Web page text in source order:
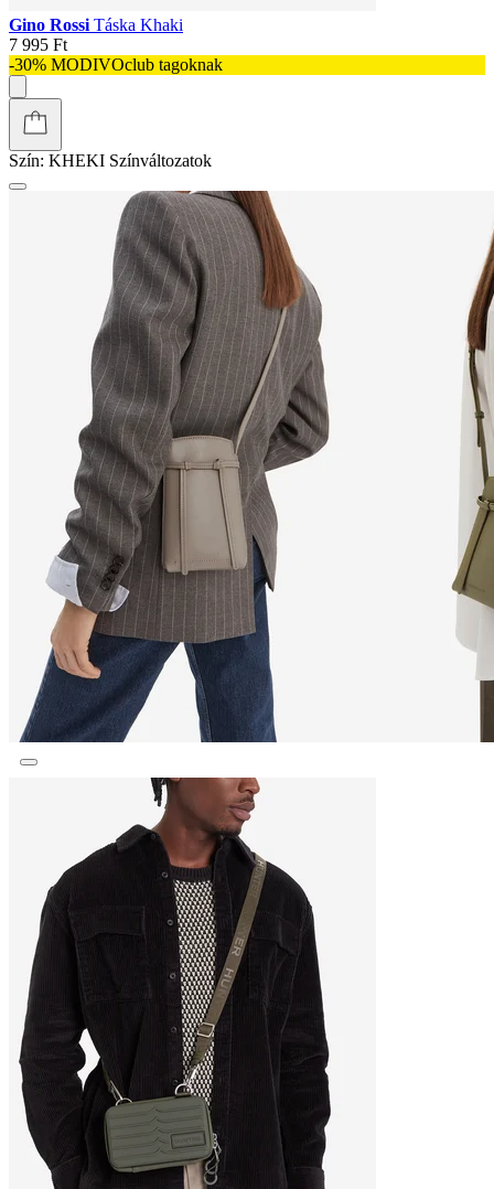
Gino Rossi Táska Khaki
7 995 Ft
-30% MODIVOclub tagoknak
Szín: KHEKI Színváltozatok